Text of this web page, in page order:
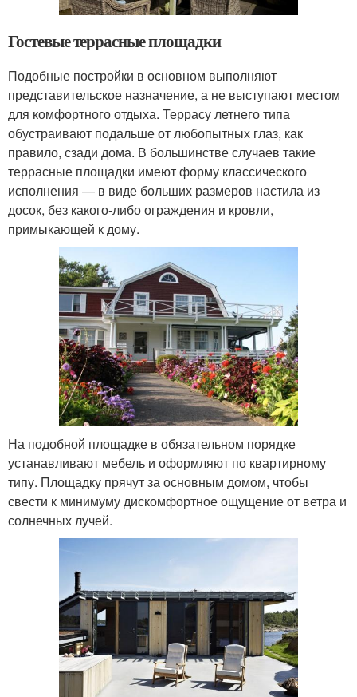
Гостевые террасные площадки
Подобные постройки в основном выполняют
представительское назначение, а не выступают местом
для комфортного отдыха. Террасу летнего типа
обустраивают подальше от любопытных глаз, как
правило, сзади дома. В большинстве случаев такие
террасные площадки имеют форму классического
исполнения — в виде больших размеров настила из
досок, без какого-либо ограждения и кровли,
примыкающей к дому.
На подобной площадке в обязательном порядке
устанавливают мебель и оформляют по квартирному
типу. Площадку прячут за основным домом, чтобы
свести к минимуму дискомфортное ощущение от ветра и
солнечных лучей.